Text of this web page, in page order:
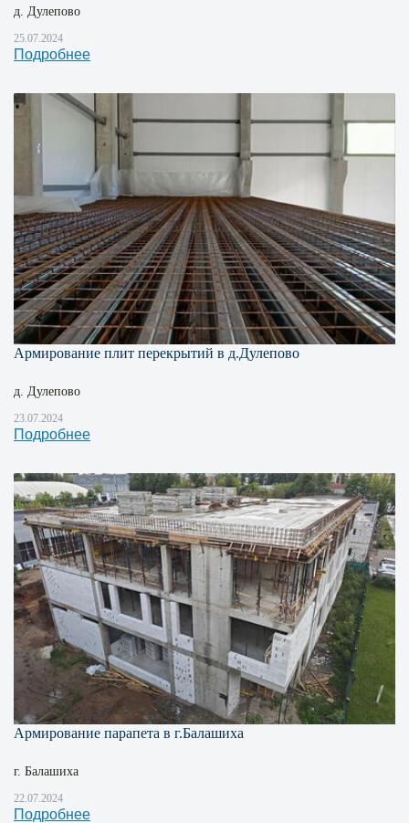
д. Дулепово
25.07.2024
Подробнее
Армирование плит перекрытий в д.Дулепово
д. Дулепово
23.07.2024
Подробнее
Армирование парапета в г.Балашиха
г. Балашиха
22.07.2024
Подробнее